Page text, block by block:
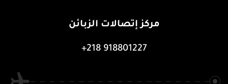
مركز إتصالات الزبائن
+218 918801227